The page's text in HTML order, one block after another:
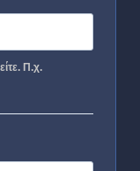
Π.χ.